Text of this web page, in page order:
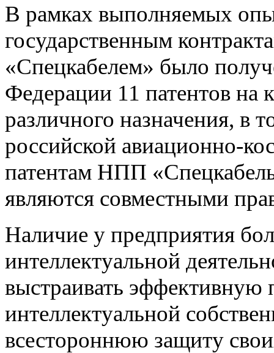
В рамках выполняемых
государственным
«Спецкабелем» было
Федерации 11 патентов на
различного назначения, в
российской авиационно-
патентам НПП
являются совместными
Наличие у предприятия
интеллектуальной
выстраивать эффективную
интеллектуальной
всестороннюю защиту